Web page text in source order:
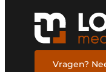
Vragen?